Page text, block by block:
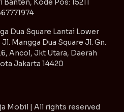
Kode Pos: 15211
Dua Square Lantai Lower
Mangga Dua Square Jl. Gn.
Ancol, Jkt Utara, Daerah
Jakarta 14420
Mobil | All rights reserved